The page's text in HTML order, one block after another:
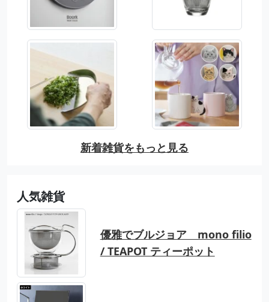
新着雑貨をもっと見る
人気雑貨
優雅でブルジョア mono filio
/ TEAPOT ティーポット